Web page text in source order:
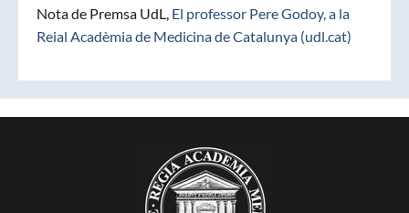
Nota de Premsa UdL, El professor Pere Godoy, a la
Reial Acadèmia de Medicina de Catalunya (udl.cat)